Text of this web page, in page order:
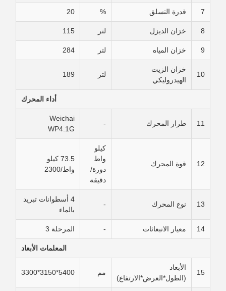
7 قدرة التسلق %
20
8 خزان الديزل لتر 115
9 خزان المياه لتر 284
10
خزان الزيت
الهيدروليكي
لتر 189
أداء المحرك
11 طراز المحرك -
Weichai
WP4.1G
12 قوة المحرك
كيلو
واط
دورة/
دقيقة
73.5 كيلو
واط/2300
13 نوع المحرك -
4 أسطوانات تبريد
بالماء
14 معيار الانبعاثات - المرحلة 3
المعلمات الأبعاد
15
الأبعاد
(الطول*العرض*الارتفاع)
مم 5400*3150*3300